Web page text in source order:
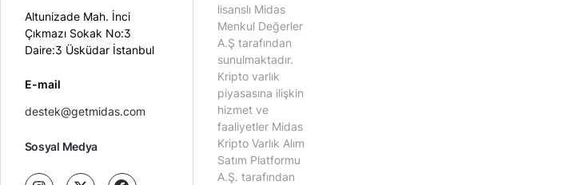
Altunizade Mah. İnci
Çıkmazı Sokak No:3
Daire:3 Üsküdar İstanbul
E-mail
destek@getmidas.com
Sosyal Medya
lisanslı Midas
Menkul Değerler
A.Ş tarafından
sunulmaktadır.
Kripto varlık
piyasasına ilişkin
hizmet ve
faaliyetler Midas
Kripto Varlık Alım
Satım Platformu
A.Ş. tarafından